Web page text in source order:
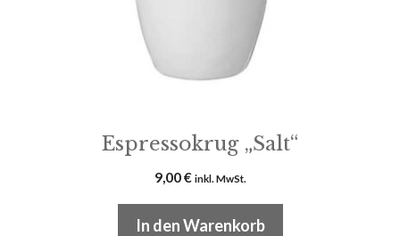
Espressokrug „Salt“
9,00€ inkl. MwSt.
In den Warenkorb